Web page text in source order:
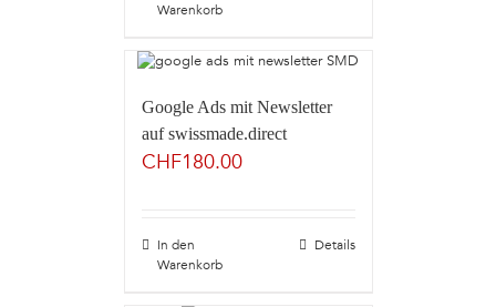
Warenkorb
Google Ads mit Newsletter
auf swissmade.direct
CHF180.00
In den
Warenkorb
Details